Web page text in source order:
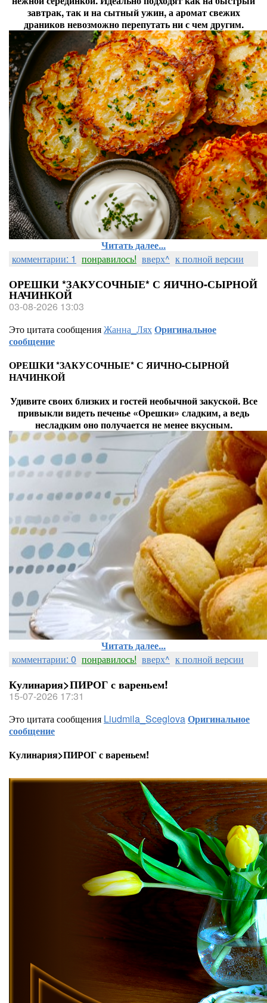
завтрак, так и на сытный ужин, а аромат свежих
драников невозможно перепутать ни с чем другим.
Читать далее...
комментарии: 1 понравилось! вверх^ к полной версии
ОРЕШКИ *ЗАКУСОЧНЫЕ* С ЯИЧНО-СЫРНОЙ
НАЧИНКОЙ
03-08-2026 13:03
Это цитата сообщенияЖанна_ЛяхОригинальное
сообщение
ОРЕШКИ *ЗАКУСОЧНЫЕ* С ЯИЧНО-СЫРНОЙ
НАЧИНКОЙ
Удивите своих близких и гостей необычной закуской. Все
привыкли видеть печенье «Орешки» сладким, а ведь
несладким оно получается не менее вкусным.
Читать далее...
комментарии: 0 понравилось! вверх^ к полной версии
Кулинария>ПИРОГ с вареньем!
15-07-2026 17:31
Это цитата сообщения Liudmila_SceglovaОригинальное
сообщение
Кулинария>ПИРОГ с вареньем!